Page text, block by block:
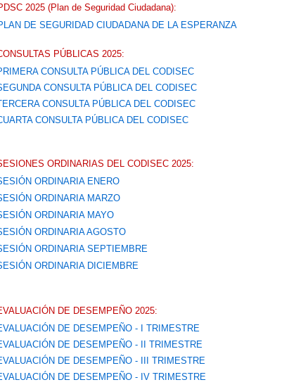
2025 (Plan de Seguridad Ciudadana):
DE SEGURIDAD CIUDADANA DE LA ESPERANZA
PÚBLICAS 2025:
CONSULTA PÚBLICA DEL CODISEC
CONSULTA PÚBLICA DEL CODISEC
CONSULTA PÚBLICA DEL CODISEC
CONSULTA PÚBLICA DEL CODISEC
ORDINARIAS DEL CODISEC 2025:
ORDINARIA ENERO
ORDINARIA MARZO
ORDINARIA MAYO
ORDINARIA AGOSTO
ORDINARIA SEPTIEMBRE
ORDINARIA DICIEMBRE
DE DESEMPEÑO 2025:
DE DESEMPEÑO - I TRIMESTRE
DE DESEMPEÑO - II TRIMESTRE
DE DESEMPEÑO - III TRIMESTRE
DE DESEMPEÑO - IV TRIMESTRE